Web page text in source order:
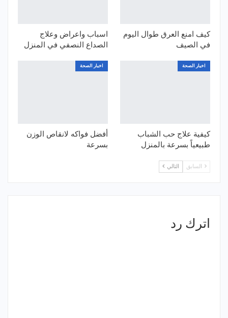
كيف امنع العرق طوال اليوم
في الصيف
اسباب واعراض وعلاج
الصداع النصفي في المنزل
اخبار الصحة
كيفية علاج حب الشباب
طبيعياً بسرعة بالمنزل
اخبار الصحة
أفضل فواكه لانقاص الوزن
بسرعة
السابق التالي
اترك رد